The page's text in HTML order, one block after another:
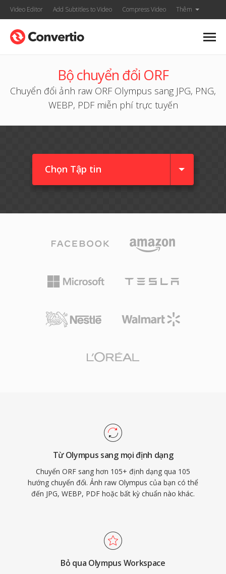
Video Editor Add Subtitles to Video Compress Video Thêm
Bộ chuyển đổi ORF
Chuyển đổi ảnh raw ORF Olympus sang JPG, PNG,
WEBP, PDF miễn phí trực tuyến
Chọn Tập tin
Từ Olympus sang mọi định dạng
Chuyển ORF sang hơn 105+ định dạng qua 105
hướng chuyển đổi. Ảnh raw Olympus của bạn có thể
đến JPG, WEBP, PDF hoặc bất kỳ chuẩn nào khác.
Bỏ qua Olympus Workspace